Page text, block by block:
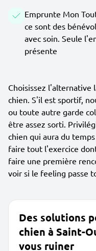
Emprunte Mon
ce sont des
avec soin. Seule
présente
Choisissez l'alternative
chien. S'il est sportif,
ou toute autre garde
être assez sorti.
chien qui aura du
faire tout l'exercice
faire une première
voir si le feeling passe
Des solutions
chien à Saint-
vous ruiner